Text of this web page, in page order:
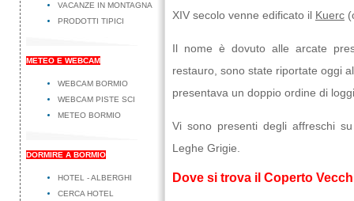
XIV secolo venne edificato il Kuerc
Il nome è dovuto alle arcate
restauro, sono state riportate oggi
presentava un doppio ordine di
Vi sono presenti degli affreschi
Leghe Grigie.
Dove si trova il Coperto
VACANZE IN MONTAGNA
PRODOTTI TIPICI
METEO E WEBCAM
WEBCAM BORMIO
WEBCAM PISTE SCI
METEO BORMIO
DORMIRE A BORMIO
HOTEL - ALBERGHI
CERCA HOTEL